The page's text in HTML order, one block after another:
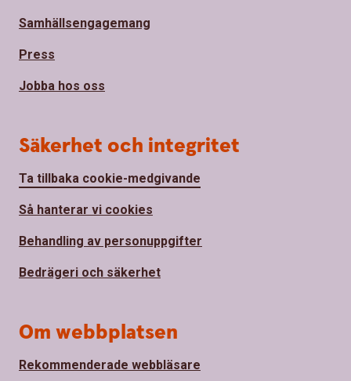
Samhällsengagemang
Press
Jobba hos oss
Säkerhet och integritet
Ta tillbaka cookie-medgivande
Så hanterar vi cookies
Behandling av personuppgifter
Bedrägeri och säkerhet
Om webbplatsen
Rekommenderade webbläsare